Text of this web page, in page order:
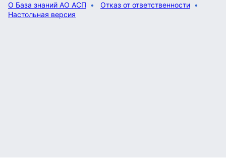
О База знаний АО АСП
Отказ от ответственности
Настольная версия